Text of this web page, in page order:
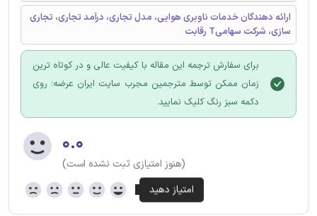
ارائه دهندگان خدمات ناوبری هوایی، مدل تجاری، درآمد تجاری، تجاری
سازی، شرکت سهامیT رقابت
برای سفارش ترجمه این مقاله با کیفیت عالی و در کوتاه ترین
زمان ممکن توسط مترجمین مجرب سایت ایران عرضه؛ روی
دکمه سبز رنگ کلیک نمایید.
۰.۰
(هنوز امتیازی ثبت نشده است)